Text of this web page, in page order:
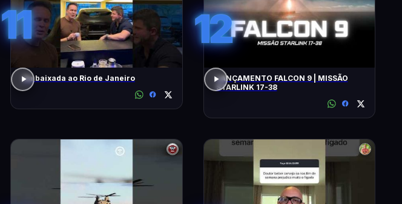
11
Da baixada ao Rio de Janeiro
12
LANÇAMENTO FALCON 9 | MISSÃO
STARLINK 17-38